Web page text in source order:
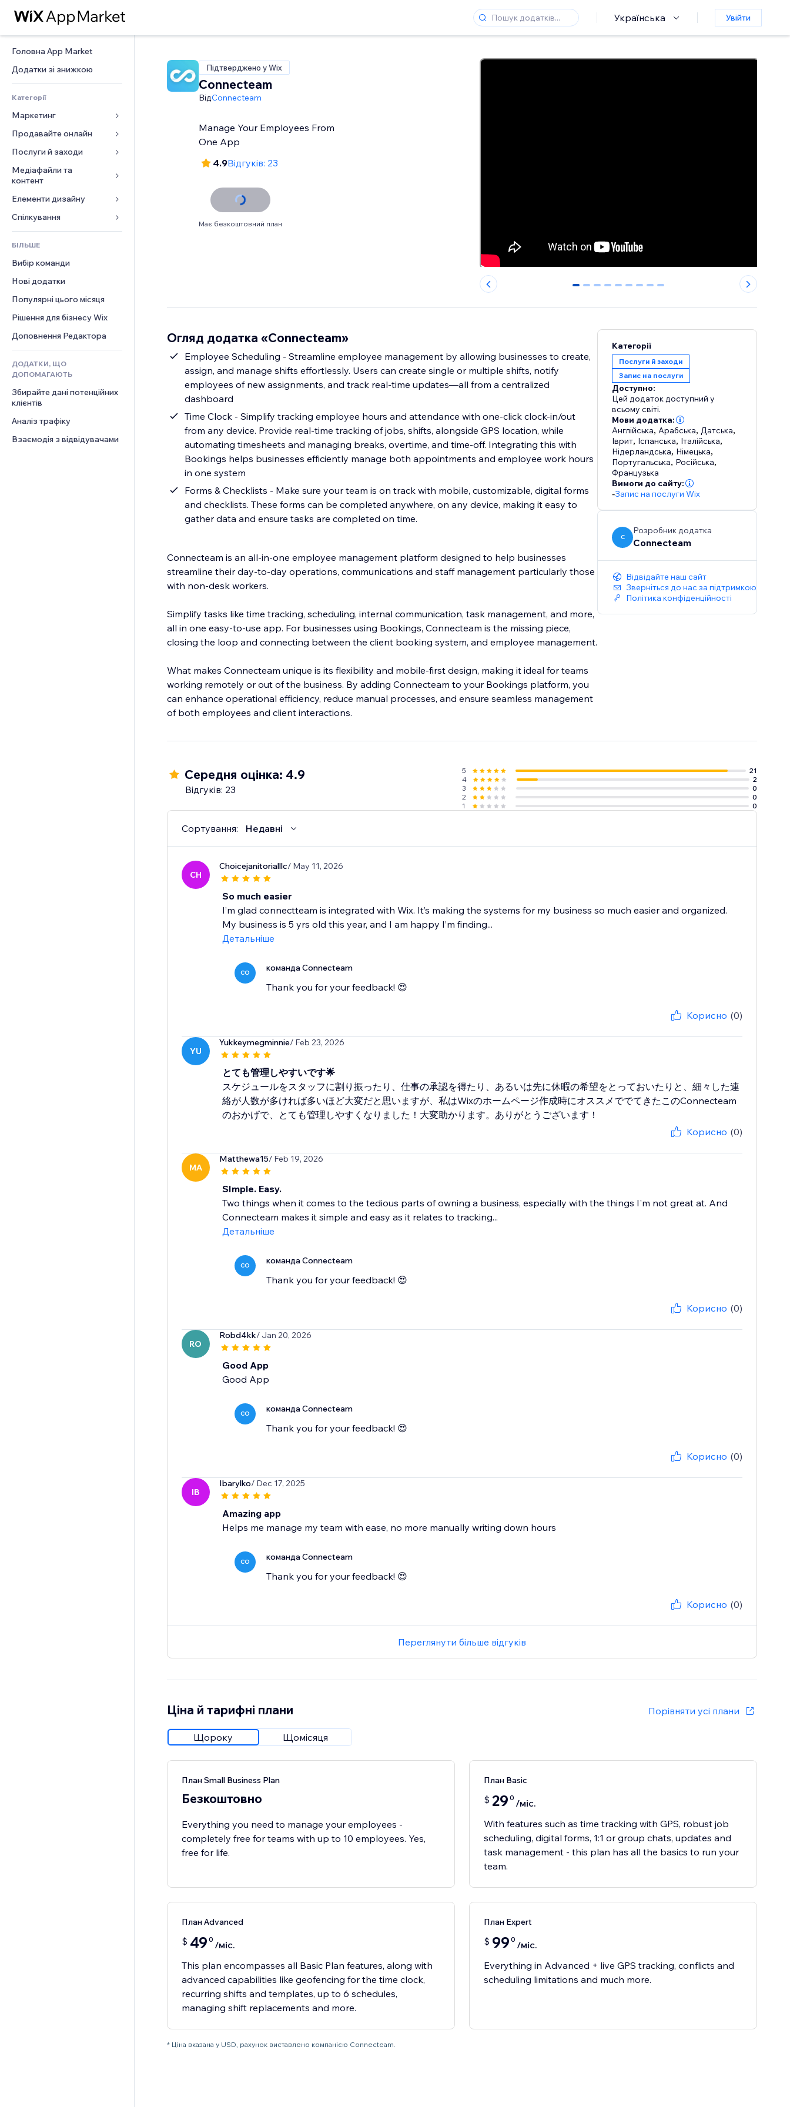
Українська Увійти
Головна App Market
Додатки зі знижкою
Категорії
Маркетинг
Реклама
Мобільний
Аналітика
Соцмережі
SEO
Залучення
Розміщення сайту
Ел. пошта
Конверсія
Продавайте онлайн
Додатки для магазинів
Надсилання та доставка
Кнопки продажу
Онлайн‑курси
Друк на замовлення
Бухгалтерський облік
Купони й лояльність
Рішення для складів
Дропшипінг
Тарифні плани й підписки
Краудфандинг
Їжа та напої
Послуги й заходи
Готелі
Заходи
Ресторани
Нерухомість
Медіафайли та
контент
Галерея
Музика
Подкасти
Фотографія
Відео
PDF
Обмін файлами
Новини
Елементи дизайну
Карти й навігація
Конфіденційність і безпека
Годинник
Шаблони сторінок
Ефекти зображення
Кнопки та меню
Банери та бейджі
Калькулятори
Пошук
Погода
Графіки й таблиці
Форми
Опитування
Чат
Коментарі
Телефон
Спільнота
Відгуки
CRM
БІЛЬШЕ
Вибір команди
Нові додатки
Популярні цього місяця
Рішення для бізнесу Wix
Доповнення Редактора
ДОДАТКИ, ЩО
ДОПОМАГАЮТЬ
Збирайте дані потенційних
клієнтів
Аналіз трафіку
Взаємодія з відвідувачами
Підтверджено у Wix
Connecteam
ВідConnecteam
Manage Your Employees From
One App
4.9Відгуків: 23
Має безкоштовний план
0 1 2 3 4 5 6 7 8
Огляд додатка «Connecteam»
Employee Scheduling - Streamline employee management by allowing businesses to create,
assign, and manage shifts effortlessly. Users can create single or multiple shifts, notify
employees of new assignments, and track real-time updates—all from a centralized
dashboard
Time Clock - Simplify tracking employee hours and attendance with one-click clock-in/out
from any device. Provide real-time tracking of jobs, shifts, alongside GPS location, while
automating timesheets and managing breaks, overtime, and time-off. Integrating this with
Bookings helps businesses efficiently manage both appointments and employee work hours
in one system
Forms & Checklists - Make sure your team is on track with mobile, customizable, digital forms
and checklists. These forms can be completed anywhere, on any device, making it easy to
gather data and ensure tasks are completed on time.
Connecteam is an all-in-one employee management platform designed to help businesses
streamline their day-to-day operations, communications and staff management particularly those
with non-desk workers.
Simplify tasks like time tracking, scheduling, internal communication, task management, and more,
all in one easy-to-use app. For businesses using Bookings, Connecteam is the missing piece,
closing the loop and connecting between the client booking system, and employee management.
What makes Connecteam unique is its flexibility and mobile-first design, making it ideal for teams
working remotely or out of the business. By adding Connecteam to your Bookings platform, you
can enhance operational efficiency, reduce manual processes, and ensure seamless management
Категорії
Послуги й заходи
Запис на послуги
Доступно:
Цей додаток доступний у
всьому світі.
Мови додатка:
Англійська, Арабська, Датська,
Іврит, Іспанська, Італійська,
Нідерландська, Німецька,
Португальська, Російська,
Французька
Вимоги до сайту:
-Запис на послуги Wix
C
Розробник додатка
Connecteam
Відвідайте наш сайт
Зверніться до нас за підтримкою
Політика конфіденційності
Середня оцінка: 4.9
Відгуків: 23
5
21
4
2
3
0
2
0
1
0
Сортування: Недавні
CH
Choicejanitorialllc/ May 11, 2026
So much easier
I’m glad connectteam is integrated with Wix. It’s making the systems for my business so much easier and organized.
My business is 5 yrs old this year, and I am happy I’m finding...
Детальніше
CO команда Connecteam
Thank you for your feedback! 😍
Корисно (0)
YU
Yukkeymegminnie/ Feb 23, 2026
とても管理しやすいです🌟
スケジュールをスタッフに割り振ったり、仕事の承認を得たり、あるいは先に休暇の希望をとっておいたりと、細々した連
絡が人数が多ければ多いほど大変だと思いますが、私はWixのホームページ作成時にオススメででてきたこのConnecteam
のおかげで、とても管理しやすくなりました！大変助かります。ありがとうございます！
Корисно (0)
MA
Matthewa15/ Feb 19, 2026
SImple. Easy.
Two things when it comes to the tedious parts of owning a business, especially with the things I'm not great at. And
Connecteam makes it simple and easy as it relates to tracking...
Детальніше
CO команда Connecteam
Thank you for your feedback! 😍
Корисно (0)
RO
Robd4kk/ Jan 20, 2026
Good App
Good App
CO команда Connecteam
Thank you for your feedback! 😍
Корисно (0)
IB
Ibarylko/ Dec 17, 2025
Amazing app
Helps me manage my team with ease, no more manually writing down hours
CO команда Connecteam
Thank you for your feedback! 😍
Корисно (0)
Переглянути більше відгуків
Ціна й тарифні плани Порівняти усі плани
Щороку Щомісяця
План Small Business Plan
Безкоштовно
Everything you need to manage your employees -
completely free for teams with up to 10 employees. Yes,
free for life.
План Basic
$ 29 0 /міс.
With features such as time tracking with GPS, robust job
scheduling, digital forms, 1:1 or group chats, updates and
task management - this plan has all the basics to run your
team.
План Advanced
$ 49 0 /міс.
This plan encompasses all Basic Plan features, along with
advanced capabilities like geofencing for the time clock,
recurring shifts and templates, up to 6 schedules,
managing shift replacements and more.
План Expert
$ 99 0 /міс.
Everything in Advanced + live GPS tracking, conflicts and
scheduling limitations and much more.
* Ціна вказана у USD, рахунок виставлено компанією Connecteam.